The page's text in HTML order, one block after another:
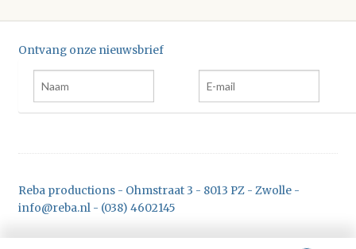
Ontvang onze nieuwsbrief
Reba productions - Ohmstraat 3 - 8013 PZ - Zwolle -
info@reba.nl - (038) 4602145